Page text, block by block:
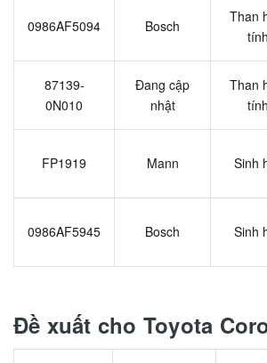
0986AF5094 Bosch
Than
tính
87139-
0N010
Đang cập
nhật
Than
tính
FP1919 Mann Sinh
0986AF5945 Bosch Sinh
Đề xuất cho Toyota